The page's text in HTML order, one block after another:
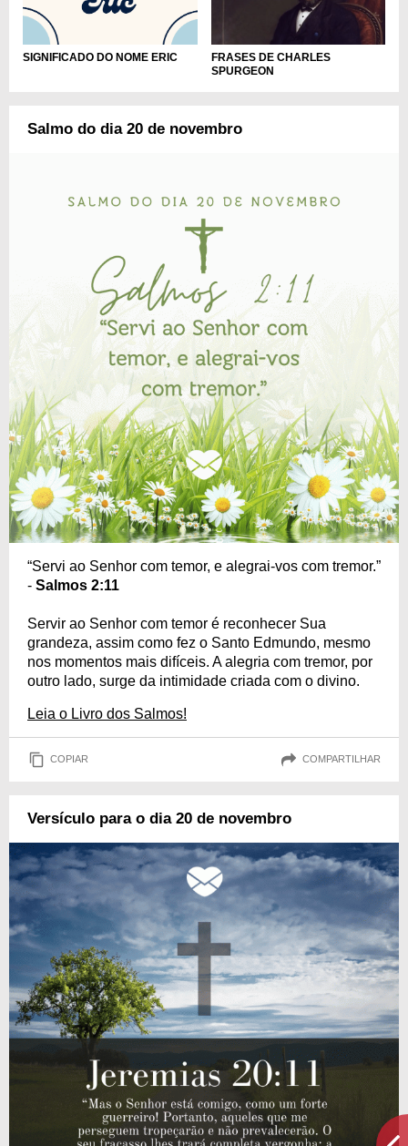
SIGNIFICADO DO NOME ERIC
FRASES DE CHARLES
SPURGEON
Salmo do dia 20 de novembro
“Servi ao Senhor com temor, e alegrai-vos com tremor.”
- Salmos 2:11
Servir ao Senhor com temor é reconhecer Sua
grandeza, assim como fez o Santo Edmundo, mesmo
nos momentos mais difíceis. A alegria com tremor, por
outro lado, surge da intimidade criada com o divino.
Leia o Livro dos Salmos!
COPIAR COMPARTILHAR
Versículo para o dia 20 de novembro